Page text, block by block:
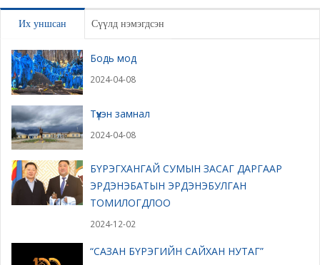
Их уншсан Сүүлд нэмэгдсэн
Бодь мод
2024-04-08
Түүхэн замнал
2024-04-08
БҮРЭГХАНГАЙ СУМЫН ЗАСАГ ДАРГААР
ЭРДЭНЭБАТЫН ЭРДЭНЭБУЛГАН
ТОМИЛОГДЛОО
2024-12-02
“САЗАН БҮРЭГИЙН САЙХАН НУТАГ”